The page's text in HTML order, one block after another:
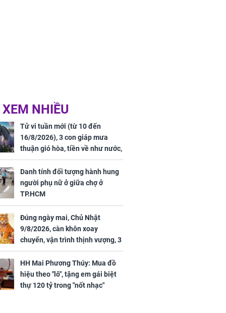
NHIỀU
Tử vi tuần mới (từ 10 đến
16/8/2026), 3 con giáp mưa
thuận gió hòa, tiền về như nước,
bạc vàng dư dả, Phú Quý Vinh
Hoa, vận trình khai sáng
Danh tính đối tượng hành hung
người phụ nữ ở giữa chợ ở
TP.HCM
Đúng ngày mai, Chủ Nhật
9/8/2026, càn khôn xoay
chuyển, vận trình thịnh vượng, 3
con giáp nhận phúc khí nhà trời,
tình tiền đỏ như son, vận may
hanh thông
HH Mai Phương Thúy: Mua đồ
hiệu theo "lô", tặng em gái biệt
thự 120 tỷ trong "nốt nhạc"